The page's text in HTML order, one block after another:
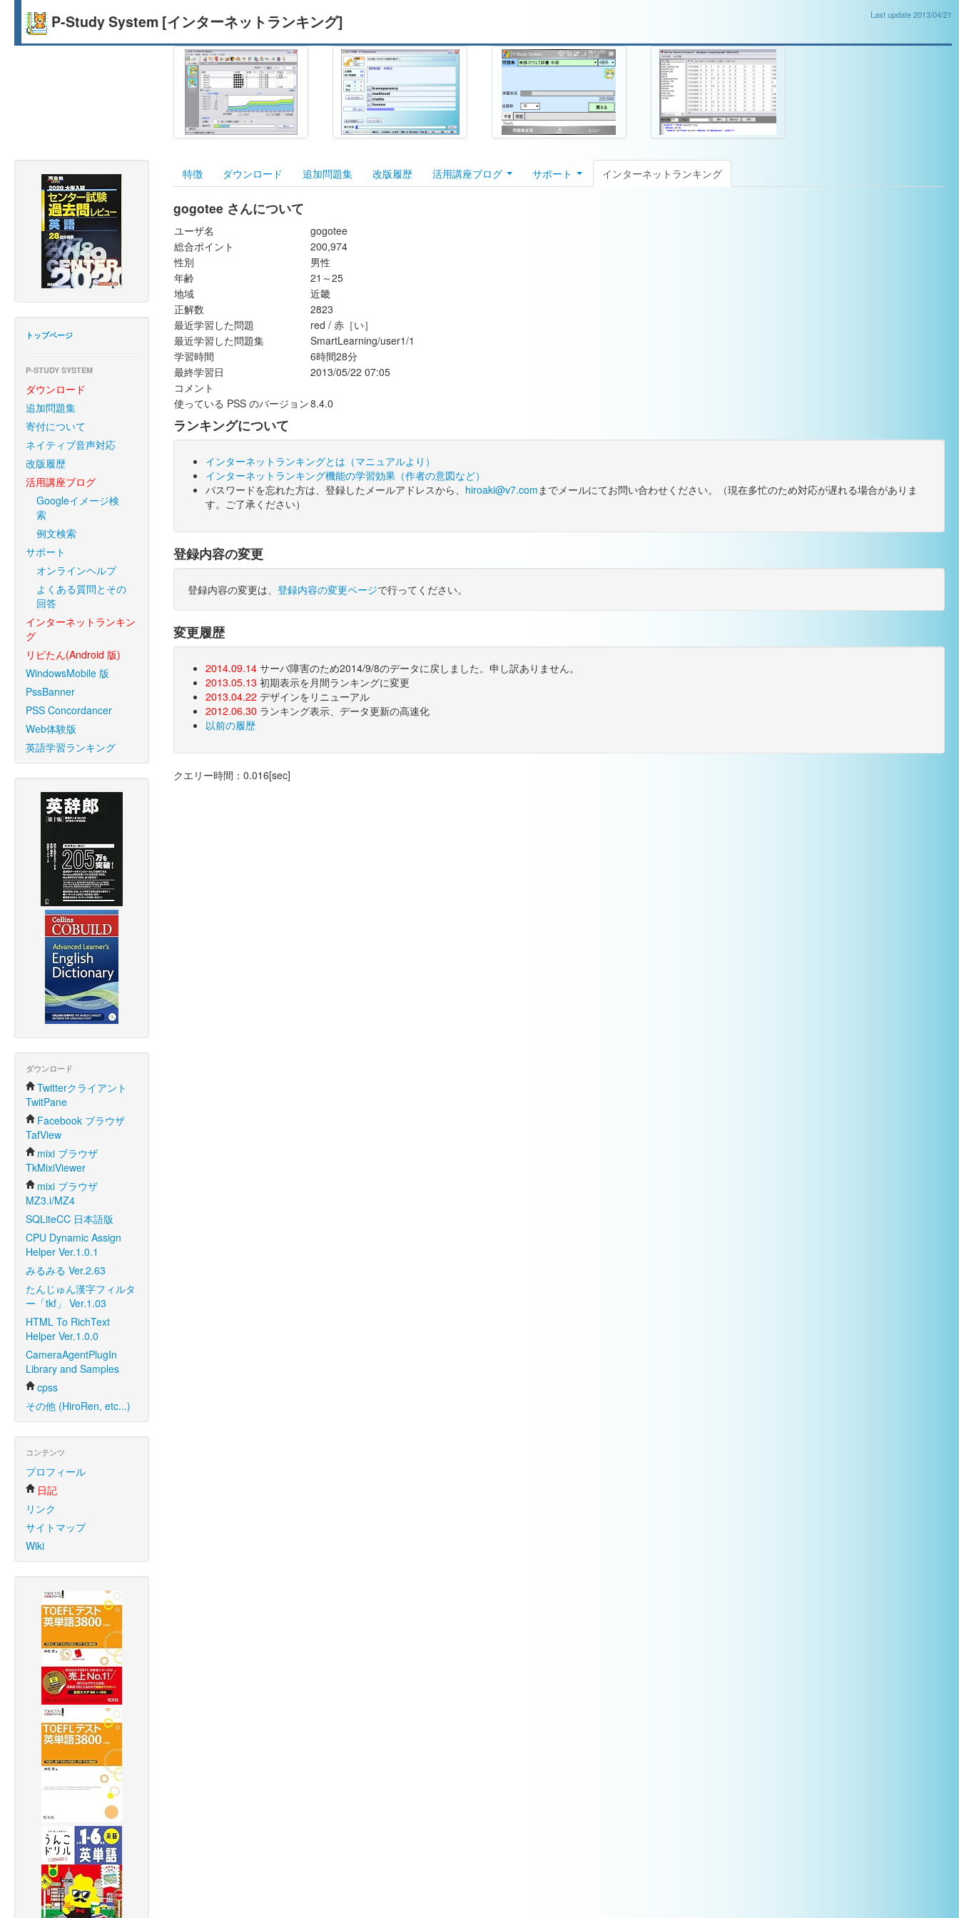
P-Study System [インターネットランキング] Last update 2013/04/21
トップページ
P-STUDY SYSTEM
ダウンロード
追加問題集
寄付について
ネイティブ音声対応
改版履歴
活用講座ブログ
Googleイメージ検
索
例文検索
サポート
オンラインヘルプ
よくある質問とその
回答
インターネットランキン
グ
リピたん(Android 版)
WindowsMobile 版
PssBanner
PSS Concordancer
Web体験版
英語学習ランキング
ダウンロード
Twitterクライアント
TwitPane
Facebook ブラウザ
TafView
mixi ブラウザ
TkMixiViewer
mixi ブラウザ
MZ3.i/MZ4
SQLiteCC 日本語版
CPU Dynamic Assign
Helper Ver.1.0.1
みるみる Ver.2.63
たんじゅん漢字フィルタ
ー「tkf」 Ver.1.03
HTML To RichText
Helper Ver.1.0.0
CameraAgentPlugIn
Library and Samples
cpss
その他 (HiroRen, etc...)
コンテンツ
プロフィール
日記
リンク
サイトマップ
Wiki
特徴 ダウンロード 追加問題集 改版履歴 活用講座ブログ サポート インターネットランキング
gogotee さんについて
ユーザ名
gogotee
総合ポイント
200,974
性別
男性
年齢
21～25
地域
近畿
正解数
2823
最近学習した問題
red / 赤［い］
最近学習した問題集
SmartLearning/user1/1
学習時間
6時間28分
最終学習日
2013/05/22 07:05
コメント
使っている PSS のバージョン8.4.0
ランキングについて
インターネットランキングとは（マニュアルより）
インターネットランキング機能の学習効果（作者の意図など）
パスワードを忘れた方は、登録したメールアドレスから、 hiroaki@v7.comまでメールにてお問い合わせください。（現在多忙のため対応が遅れる場合がありま
す。ご了承ください）
登録内容の変更
登録内容の変更は、 登録内容の変更ページで行ってください。
変更履歴
2014.09.14サーバ障害のため2014/9/8のデータに戻しました。申し訳ありません。
2013.05.13 初期表示を月間ランキングに変更
2013.04.22 デザインをリニューアル
2012.06.30 ランキング表示、データ更新の高速化
以前の履歴
クエリー時間：0.016[sec]